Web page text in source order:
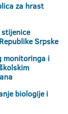
za hrast
Srpske
monitoringa i
biologije i